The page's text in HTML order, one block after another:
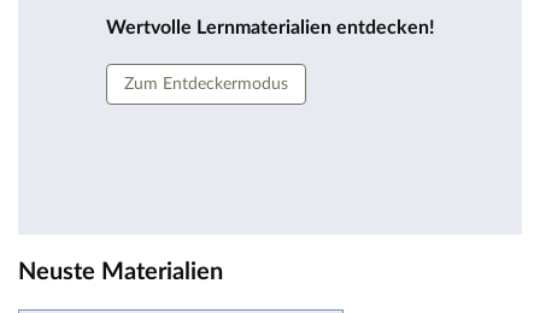
Wertvolle Lernmaterialien entdecken!
Zum Entdeckermodus
Neuste Materialien